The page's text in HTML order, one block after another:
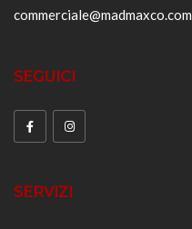
commerciale@madmaxco.com
SEGUICI
SERVIZI